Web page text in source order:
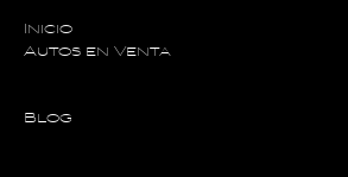
Inicio
Autos en Venta
Blog